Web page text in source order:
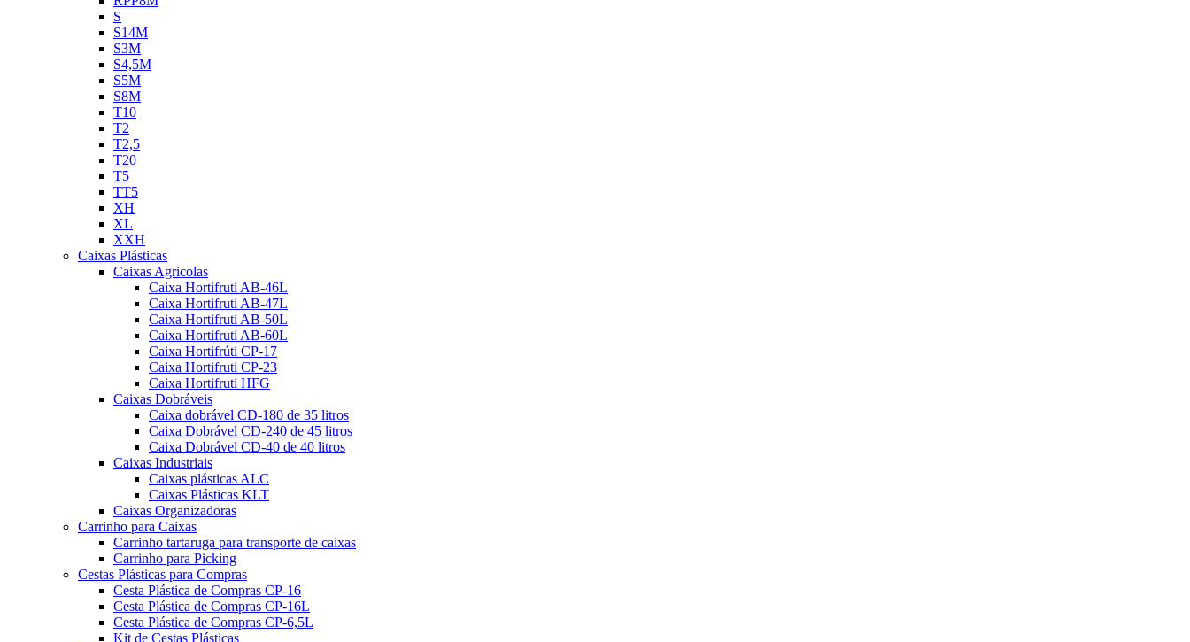
S
S14M
S3M
S4,5M
S5M
S8M
T10
T2
T2,5
T20
T5
TT5
XH
XL
XXH
Caixas Plásticas
Caixas Agricolas
Caixa Hortifruti AB-46L
Caixa Hortifruti AB-47L
Caixa Hortifruti AB-50L
Caixa Hortifruti AB-60L
Caixa Hortifrúti CP-17
Caixa Hortifruti CP-23
Caixa Hortifruti HFG
Caixas Dobráveis
Caixa dobrável CD-180 de 35 litros
Caixa Dobrável CD-240 de 45 litros
Caixa Dobrável CD-40 de 40 litros
Caixas Industriais
Caixas plásticas ALC
Caixas Plásticas KLT
Caixas Organizadoras
Carrinho para Caixas
Carrinho tartaruga para transporte de caixas
Carrinho para Picking
Cestas Plásticas para Compras
Cesta Plástica de Compras CP-16
Cesta Plástica de Compras CP-16L
Cesta Plástica de Compras CP-6,5L
Kit de Cestas Plásticas